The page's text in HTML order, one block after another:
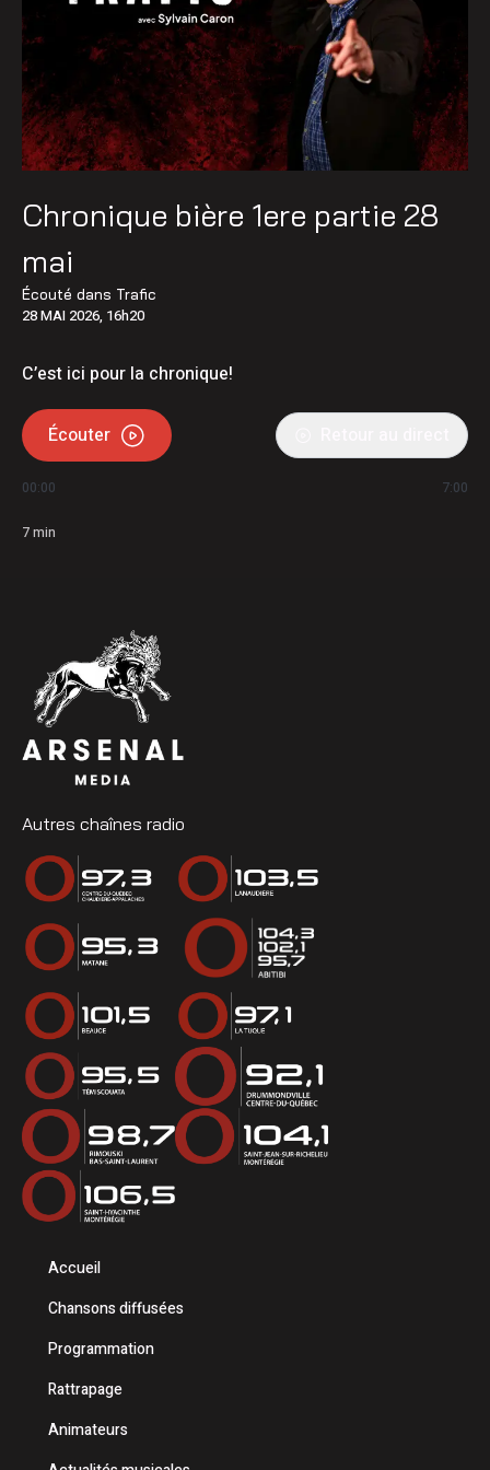
Chronique bière 1ere partie 28
mai
Écouté dans Trafic
28 MAI 2026, 16h20
C’est ici pour la chronique!
Écouter
00:00 7:00
7min
Autres chaînes radio
Accueil
Chansons diffusées
Programmation
Rattrapage
Animateurs